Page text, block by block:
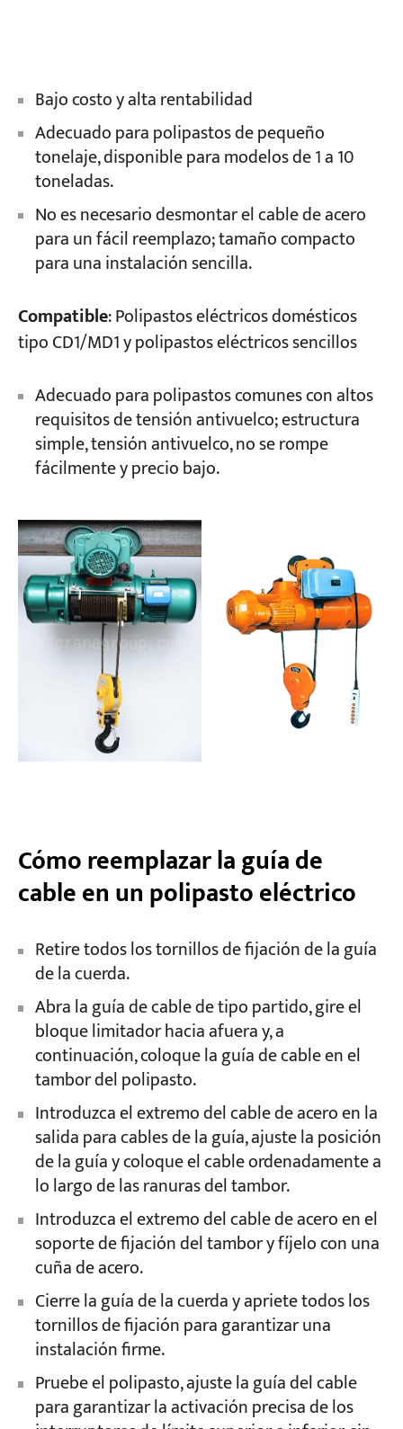
Bajo costo y alta rentabilidad
Adecuado para polipastos de pequeño
tonelaje, disponible para modelos de 1 a 10
toneladas.
No es necesario desmontar el cable de acero
para un fácil reemplazo; tamaño compacto
para una instalación sencilla.
Compatible: Polipastos eléctricos domésticos
tipo CD1/MD1 y polipastos eléctricos sencillos
Adecuado para polipastos comunes con altos
requisitos de tensión antivuelco; estructura
simple, tensión antivuelco, no se rompe
fácilmente y precio bajo.
Cómo reemplazar la guía de
cable en un polipasto eléctrico
Retire todos los tornillos de fijación de la guía
de la cuerda.
Abra la guía de cable de tipo partido, gire el
bloque limitador hacia afuera y, a
continuación, coloque la guía de cable en el
tambor del polipasto.
Introduzca el extremo del cable de acero en la
salida para cables de la guía, ajuste la posición
de la guía y coloque el cable ordenadamente a
lo largo de las ranuras del tambor.
Introduzca el extremo del cable de acero en el
soporte de fijación del tambor y fíjelo con una
cuña de acero.
Cierre la guía de la cuerda y apriete todos los
tornillos de fijación para garantizar una
instalación firme.
Pruebe el polipasto, ajuste la guía del cable
para garantizar la activación precisa de los